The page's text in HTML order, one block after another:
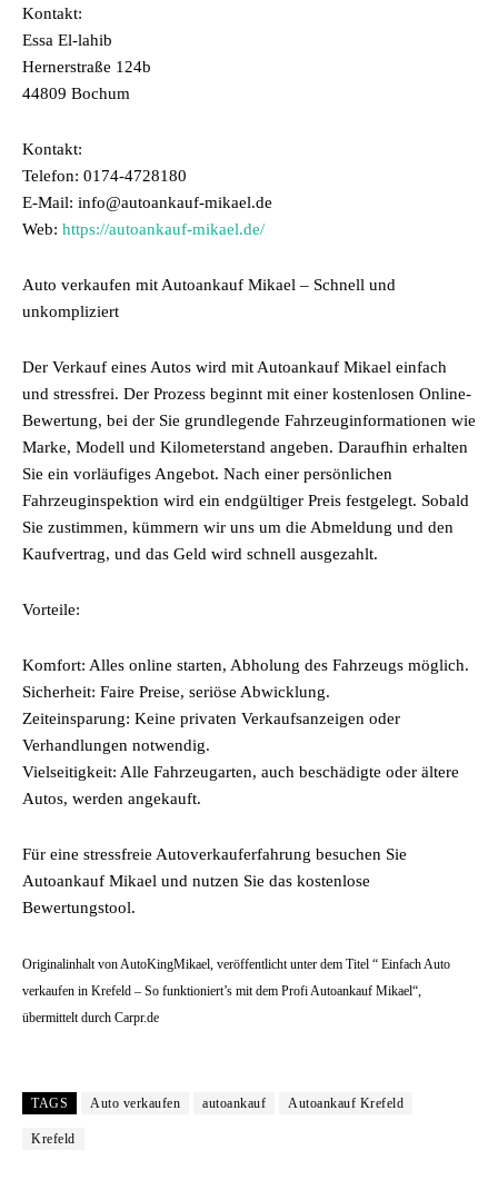
Kontakt:
Essa El-lahib
Hernerstraße 124b
44809 Bochum
Kontakt:
Telefon: 0174-4728180
E-Mail: info@autoankauf-mikael.de
Web: https://autoankauf-mikael.de/
Auto verkaufen mit Autoankauf Mikael – Schnell und
unkompliziert
Der Verkauf eines Autos wird mit Autoankauf Mikael einfach
und stressfrei. Der Prozess beginnt mit einer kostenlosen Online-
Bewertung, bei der Sie grundlegende Fahrzeuginformationen wie
Marke, Modell und Kilometerstand angeben. Daraufhin erhalten
Sie ein vorläufiges Angebot. Nach einer persönlichen
Fahrzeuginspektion wird ein endgültiger Preis festgelegt. Sobald
Sie zustimmen, kümmern wir uns um die Abmeldung und den
Kaufvertrag, und das Geld wird schnell ausgezahlt.
Vorteile:
Komfort: Alles online starten, Abholung des Fahrzeugs möglich.
Sicherheit: Faire Preise, seriöse Abwicklung.
Zeiteinsparung: Keine privaten Verkaufsanzeigen oder
Verhandlungen notwendig.
Vielseitigkeit: Alle Fahrzeugarten, auch beschädigte oder ältere
Autos, werden angekauft.
Für eine stressfreie Autoverkauferfahrung besuchen Sie
Autoankauf Mikael und nutzen Sie das kostenlose
Bewertungstool.
Originalinhalt von AutoKingMikael, veröffentlicht unter dem Titel “ Einfach Auto
verkaufen in Krefeld – So funktioniert’s mit dem Profi Autoankauf Mikael“,
übermittelt durch Carpr.de
TAGS Auto verkaufen autoankauf Autoankauf Krefeld
Krefeld